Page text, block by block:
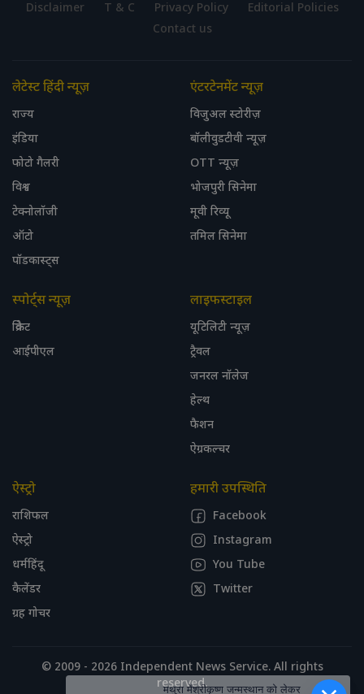
Disclaimer
T & C Privacy Policy
Editorial Policies
Contact us
लेटेस्ट हिंदी न्यूज़
राज्य
इंडिया
फोटो गैलरी
विश्व
टेक्नोलॉजी
ऑटो
पॉडकास्ट्स
एंटरटेनमेंट न्यूज़
विजुअल स्टोरीज़
बॉलीवुडटीवी न्यूज़
OTT न्यूज़
भोजपुरी सिनेमा
मूवी रिव्यू
तमिल सिनेमा
स्पोर्ट्स न्यूज़
क्रिकेट
आईपीएल
लाइफस्टाइल
यूटिलिटी न्यूज़
ट्रैवल
जनरल नॉलेज
हेल्थ
फैशन
ऐग्रकल्चर
ऐस्ट्रो
राशिफल
ऐस्ट्रो
धर्महिंदू
कैलेंडर
ग्रह गोचर
हमारी उपस्थिति
Facebook
Instagram
You Tube
Twitter
© 2009 - 2026 Independent News Service. All rights
reserved.
मथुरा मेंश्रीकृष्ण जन्मस्थान को लेकर